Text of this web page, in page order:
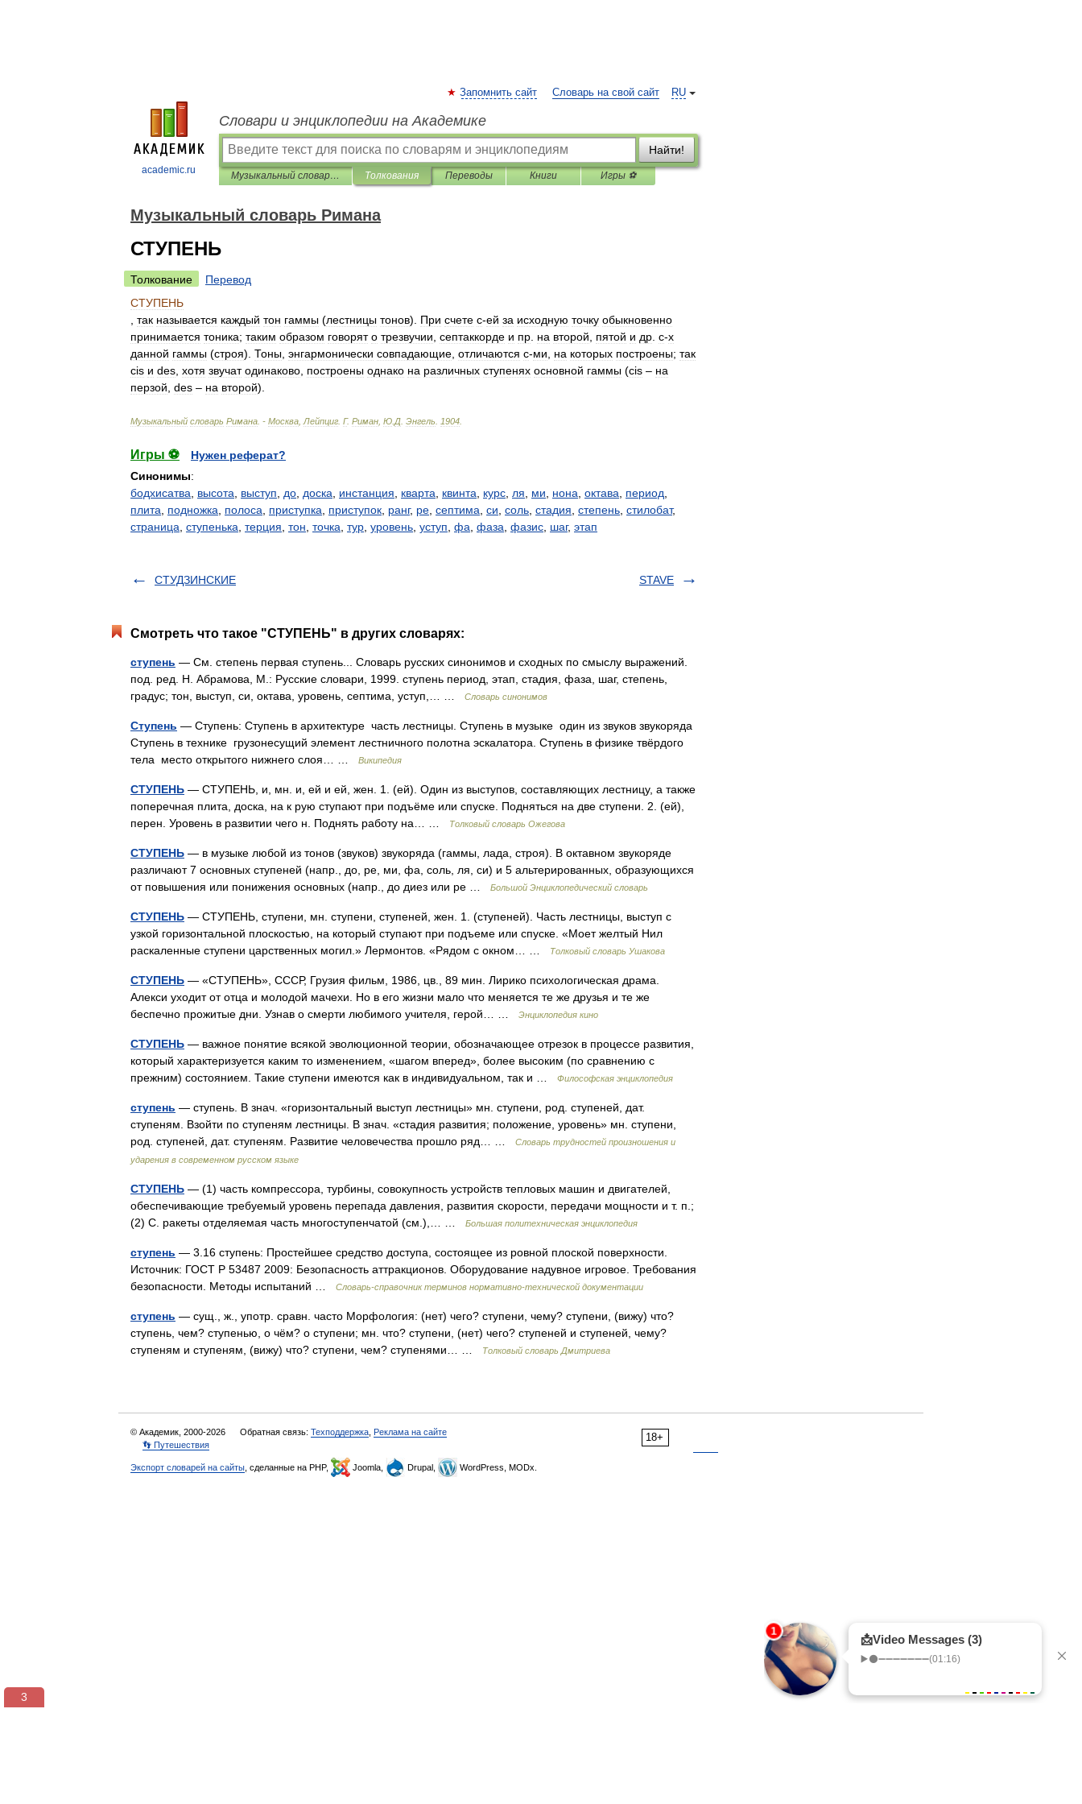
academic.ru
RU
Запомнить сайт Словарь на свой сайт
Словари и энциклопедии на Академике
Найти!
Музыкальный словарь Римана Толкования Переводы Книги Игры ⚽
Музыкальный словарь Римана
СТУПЕНЬ
Толкование
Перевод
СТУПЕНЬ
так называется каждый тон гаммы (лестницы тонов). При счете с-ей за исходную точку обыкновенно
принимается тоника; таким образом говорят о трезвучии септаккорде и пр на второй пятой и др с-х
данной гаммы (строя). Тоны энгармонически совпадающие отличаются с-ми на которых построены; так
cis и des хотя звучат одинаково построены однако на различных ступенях основной гаммы (cis – на
перзой des – на второй).
Музыкальный словарь Римана . - Москва Лейпциг Г. Риман Ю Д Энгель 1904
Игры ⚽
Нужен реферат?
Синонимы:
бодхисатва
высота выступ до доска инстанция кварта квинта курс ля ми нона октава период
плита
подножка полоса приступка приступок ранг, ре септима си соль стадия степень стилобат,
страница ступенька терция тон точка тур уровень уступ фа фаза фазис шаг, этап
СТУДЗИНСКИЕ STAVE
Смотреть что такое "СТУПЕНЬ" в других словарях:
ступень — См. степень первая ступень... Словарь русских синонимов и сходных по смыслу выражений.
под. ред. Н. Абрамова, М.: Русские словари, 1999. ступень период, этап, стадия, фаза, шаг, степень,
градус; тон, выступ, си, октава, уровень, септима, уступ,… …
Словарь синонимов
Ступень — Ступень: Ступень в архитектуре часть лестницы. Ступень в музыке один из звуков звукоряда
Ступень в технике грузонесущий элемент лестничного полотна эскалатора. Ступень в физике твёрдого
тела место открытого нижнего слоя… …
Википедия
СТУПЕНЬ — СТУПЕНЬ, и, мн. и, ей и ей, жен. 1. (ей). Один из выступов, составляющих лестницу, а также
поперечная плита, доска, на к рую ступают при подъёме или спуске. Подняться на две ступени. 2. (ей),
перен. Уровень в развитии чего н. Поднять работу на… …
Толковый словарь Ожегова
СТУПЕНЬ — в музыке любой из тонов (звуков) звукоряда (гаммы, лада, строя). В октавном звукоряде
различают 7 основных ступеней (напр., до, ре, ми, фа, соль, ля, си) и 5 альтерированных, образующихся
от повышения или понижения основных (напр., до диез или ре …
Большой Энциклопедический словарь
СТУПЕНЬ — СТУПЕНЬ, ступени, мн. ступени, ступеней, жен. 1. (ступеней). Часть лестницы, выступ с
узкой горизонтальной плоскостью, на который ступают при подъеме или спуске. «Моет желтый Нил
раскаленные ступени царственных могил.» Лермонтов. «Рядом с окном… …
Толковый словарь Ушакова
СТУПЕНЬ — «СТУПЕНЬ», СССР, Грузия фильм, 1986, цв., 89 мин. Лирико психологическая драма.
Алекси уходит от отца и молодой мачехи. Но в его жизни мало что меняется те же друзья и те же
беспечно прожитые дни. Узнав о смерти любимого учителя, герой… …
Энциклопедия кино
СТУПЕНЬ — важное понятие всякой эволюционной теории, обозначающее отрезок в процессе развития,
который характеризуется каким то изменением, «шагом вперед», более высоким (по сравнению с
прежним) состоянием. Такие ступени имеются как в индивидуальном, так и …
Философская энциклопедия
ступень — ступень. В знач. «горизонтальный выступ лестницы» мн. ступени, род. ступеней, дат.
ступеням. Взойти по ступеням лестницы. В знач. «стадия развития; положение, уровень» мн. ступени,
род. ступеней, дат. ступеням. Развитие человечества прошло ряд… …
Словарь трудностей произношения и
ударения в современном русском языке
СТУПЕНЬ — (1) часть компрессора, турбины, совокупность устройств тепловых машин и двигателей,
обеспечивающие требуемый уровень перепада давления, развития скорости, передачи мощности и т. п.;
(2) С. ракеты отделяемая часть многоступенчатой (см.),… …
Большая политехническая энциклопедия
ступень — 3.16 ступень: Простейшее средство доступа, состоящее из ровной плоской поверхности.
Источник: ГОСТ Р 53487 2009: Безопасность аттракционов. Оборудование надувное игровое. Требования
безопасности. Методы испытаний …
Словарь-справочник терминов нормативно-технической документации
ступень — сущ., ж., употр. сравн. часто Морфология: (нет) чего? ступени, чему? ступени, (вижу) что?
ступень, чем? ступенью, о чём? о ступени; мн. что? ступени, (нет) чего? ступеней и ступеней, чему?
ступеням и ступеням, (вижу) что? ступени, чем? ступенями… …
Толковый словарь Дмитриева
18+
© Академик, 2000-2026 Обратная связь: Техподдержка Реклама на сайте
👣 Путешествия
Экспорт словарей на сайты , сделанные на PHP, Joomla, Drupal, WordPress, MODx.
2